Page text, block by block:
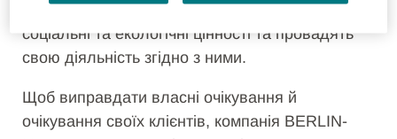
діловими партнерами, які визнають наші
соціальні та екологічні цінності та провадять
свою діяльність згідно з ними.
Щоб виправдати власні очікування й
очікування своїх клієнтів, компанія BERLIN-